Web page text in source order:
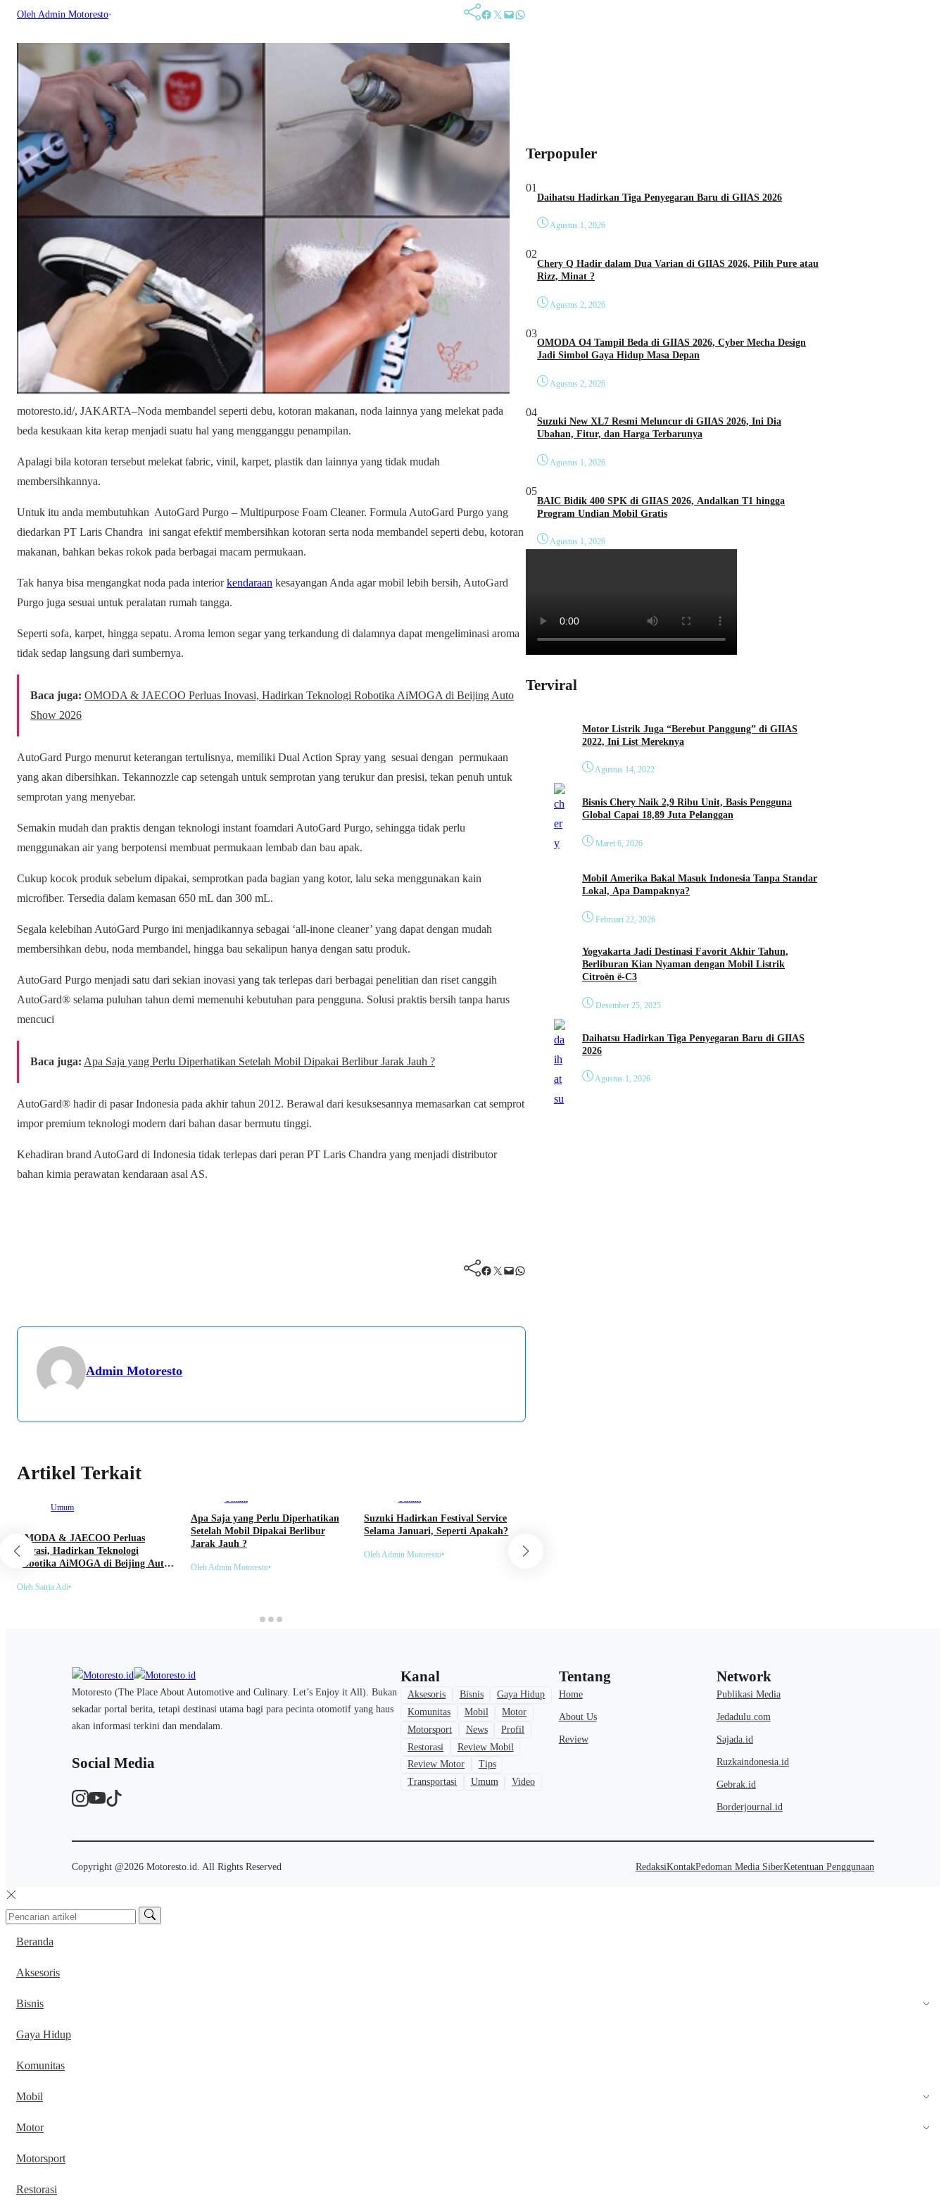
Oleh Admin Motoresto• Facebook Twitter Mail WhatsApp
motoresto.id/, JAKARTA–Noda membandel seperti debu, kotoran makanan, noda lainnya yang melekat pada
beda kesukaan kita kerap menjadi suatu hal yang mengganggu penampilan.
Apalagi bila kotoran tersebut melekat fabric, vinil, karpet, plastik dan lainnya yang tidak mudah
membersihkannya.
Untuk itu anda membutuhkan AutoGard Purgo – Multipurpose Foam Cleaner. Formula AutoGard Purgo yang
diedarkan PT Laris Chandra ini sangat efektif membersihkan kotoran serta noda membandel seperti debu, kotoran
makanan, bahkan bekas rokok pada berbagai macam permukaan.
Tak hanya bisa mengangkat noda pada interiorkendaraan kesayangan Anda agar mobil lebih bersih, AutoGard
Purgo juga sesuai untuk peralatan rumah tangga.
Seperti sofa, karpet, hingga sepatu. Aroma lemon segar yang terkandung di dalamnya dapat mengeliminasi aroma
tidak sedap langsung dari sumbernya.
Baca juga: OMODA & JAECOO Perluas Inovasi, Hadirkan Teknologi Robotika AiMOGA di Beijing Auto
Show 2026
AutoGard Purgo menurut keterangan tertulisnya, memiliki Dual Action Spray yang sesuai dengan permukaan
yang akan dibersihkan. Tekannozzle cap setengah untuk semprotan yang terukur dan presisi, tekan penuh untuk
semprotan yang menyebar.
Semakin mudah dan praktis dengan teknologi instant foamdari AutoGard Purgo, sehingga tidak perlu
menggunakan air yang berpotensi membuat permukaan lembab dan bau apak.
Cukup kocok produk sebelum dipakai, semprotkan pada bagian yang kotor, lalu seka menggunakan kain
microfiber. Tersedia dalam kemasan 650 mL dan 300 mL.
Segala kelebihan AutoGard Purgo ini menjadikannya sebagai ‘all-inone cleaner’ yang dapat dengan mudah
membersihkan debu, noda membandel, hingga bau sekalipun hanya dengan satu produk.
AutoGard Purgo menjadi satu dari sekian inovasi yang tak terlepas dari berbagai penelitian dan riset canggih
AutoGard® selama puluhan tahun demi memenuhi kebutuhan para pengguna. Solusi praktis bersih tanpa harus
mencuci
Baca juga: Apa Saja yang Perlu Diperhatikan Setelah Mobil Dipakai Berlibur Jarak Jauh ?
AutoGard® hadir di pasar Indonesia pada akhir tahun 2012. Berawal dari kesuksesannya memasarkan cat semprot
impor premium teknologi modern dari bahan dasar bermutu tinggi.
Kehadiran brand AutoGard di Indonesia tidak terlepas dari peran PT Laris Chandra yang menjadi distributor
bahan kimia perawatan kendaraan asal AS.
Facebook Twitter Mail WhatsApp
Admin Motoresto
Artikel Terkait
Umum
OMODA & JAECOO Perluas
Inovasi, Hadirkan Teknologi
Robotika AiMOGA di Beijing Auto
Oleh Satria Adi•
Umum
Apa Saja yang Perlu Diperhatikan
Setelah Mobil Dipakai Berlibur
Jarak Jauh ?
Oleh Admin Motoresto•
Umum
Suzuki Hadirkan Festival Service
Selama Januari, Seperti Apakah?
Oleh Admin Motoresto•
Terpopuler
01
Daihatsu Hadirkan Tiga Penyegaran Baru di GIIAS 2026
Agustus 1, 2026
02
Chery Q Hadir dalam Dua Varian di GIIAS 2026, Pilih Pure atau
Rizz, Minat ?
Agustus 2, 2026
03
OMODA O4 Tampil Beda di GIIAS 2026, Cyber Mecha Design
Jadi Simbol Gaya Hidup Masa Depan
Agustus 2, 2026
04
Suzuki New XL7 Resmi Meluncur di GIIAS 2026, Ini Dia
Ubahan, Fitur, dan Harga Terbarunya
Agustus 1, 2026
05
BAIC Bidik 400 SPK di GIIAS 2026, Andalkan T1 hingga
Program Undian Mobil Gratis
Agustus 1, 2026
Terviral
Motor Listrik Juga “Berebut Panggung” di GIIAS
2022, Ini List Mereknya
Agustus 14, 2022
Bisnis Chery Naik 2,9 Ribu Unit, Basis Pengguna
Global Capai 18,89 Juta Pelanggan
Maret 6, 2026
Mobil Amerika Bakal Masuk Indonesia Tanpa Standar
Lokal, Apa Dampaknya?
Februari 22, 2026
Yogyakarta Jadi Destinasi Favorit Akhir Tahun,
Berliburan Kian Nyaman dengan Mobil Listrik
Citroën ë-C3
Desember 25, 2025
Daihatsu Hadirkan Tiga Penyegaran Baru di GIIAS
2026
Agustus 1, 2026
Motoresto (The Place About Automotive and Culinary. Let’s Enjoy it All). Bukan
sekadar portal berita, tetapi destinasi utama bagi para pecinta otomotif yang haus
akan informasi terkini dan mendalam.
Social Media
Kanal
Aksesoris Bisnis
Gaya Hidup
Komunitas
Mobil
Motor
Motorsport
News
Profil
Restorasi
Review Mobil
Review Motor
Tips
Transportasi
Umum Video
Tentang
Home
About Us
Review
Network
Publikasi Media
Jedadulu.com
Sajada.id
Ruzkaindonesia.id
Gebrak.id
Borderjournal.id
RedaksiKontakPedoman Media SiberKetentuan Penggunaan
Copyright @2026 Motoresto.id. All Rights Reserved
Beranda
Aksesoris
Bisnis
Gaya Hidup
Komunitas
Mobil
Motor
Motorsport
Restorasi